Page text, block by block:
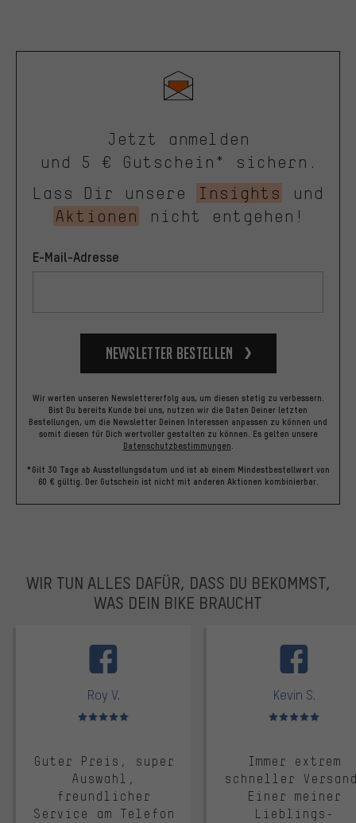
Jetzt anmelden
und 5 € Gutschein* sichern.
Lass Dir unsere
Insights
und
Aktionen
nicht entgehen!
E-Mail-Adresse
Newsletter bestellen
Wir werten unseren Newslettererfolg aus, um diesen stetig zu verbessern.
Bist Du bereits Kunde bei uns, nutzen wir die Daten Deiner letzten
Bestellungen, um die Newsletter Deinen Interessen anpassen zu können und
somit diesen für Dich wertvoller gestalten zu können. Es gelten unsere
Datenschutzbestimmungen.
*Gilt 30 Tage ab Ausstellungsdatum und ist ab einem Mindestbestellwert von
60 € gültig. Der Gutschein ist nicht mit anderen Aktionen kombinierbar.
WIR TUN ALLES DAFÜR, DASS DU BEKOMMST,
WAS DEIN BIKE BRAUCHT
Roy V.
Bewertungen: 5 von 5
Guter Preis, super
Auswahl,
freundlicher
Service am Telefon
Kevin S.
Bewertungen: 5 von 5
Immer extrem
schneller
Einer meiner
Lieblings-